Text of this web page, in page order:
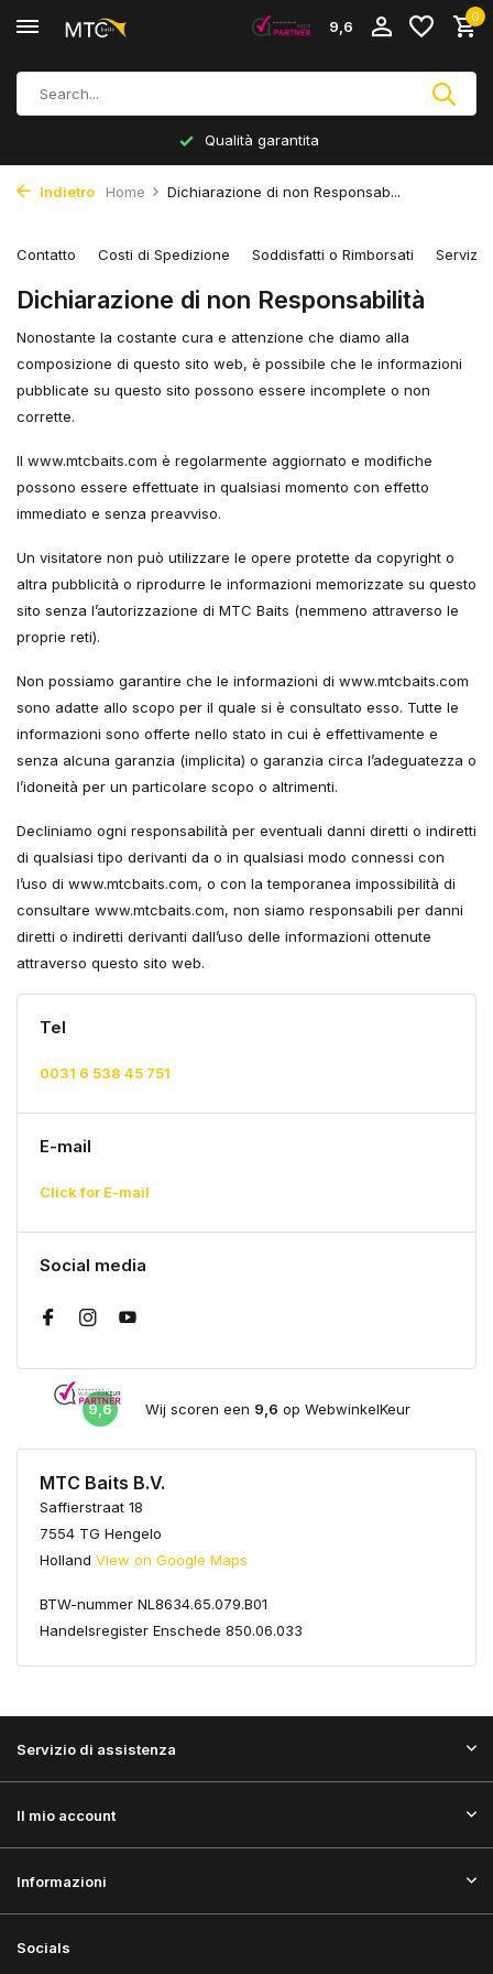
9,6
0
Qualità garantita
Indietro Home Dichiarazione di non Responsab...
Contatto Costi di Spedizione Soddisfatti o Rimborsati
Dichiarazione di non Responsabilità
Nonostante la costante cura e attenzione che diamo alla
composizione di questo sito web, è possibile che le informazioni
pubblicate su questo sito possono essere incomplete o non
corrette.
Il www.mtcbaits.com è regolarmente aggiornato e modifiche
possono essere effettuate in qualsiasi momento con effetto
immediato e senza preavviso.
Un visitatore non può utilizzare le opere protette da copyright o
altra pubblicità o riprodurre le informazioni memorizzate su questo
sito senza l’autorizzazione di MTC Baits (nemmeno attraverso le
proprie reti).
Non possiamo garantire che le informazioni di www.mtcbaits.com
sono adatte allo scopo per il quale si è consultato esso. Tutte le
informazioni sono offerte nello stato in cui è effettivamente e
senza alcuna garanzia (implicita) o garanzia circa l’adeguatezza o
l’idoneità per un particolare scopo o altrimenti.
Decliniamo ogni responsabilità per eventuali danni diretti o indiretti
di qualsiasi tipo derivanti da o in qualsiasi modo connessi con
l’uso di www.mtcbaits.com, o con la temporanea impossibilità di
consultare www.mtcbaits.com, non siamo responsabili per danni
diretti o indiretti derivanti dall’uso delle informazioni ottenute
attraverso questo sito web.
Tel
0031 6 538 45 751
E-mail
Click for E-mail
Social media
9,6 Wij scoren een 9,6 op WebwinkelKeur
MTC Baits B.V.
Saffierstraat 18
7554 TG Hengelo
Holland View on Google Maps
BTW-nummer NL8634.65.079.B01
Handelsregister Enschede 850.06.033
Servizio di assistenza
Il mio account
Informazioni
Socials